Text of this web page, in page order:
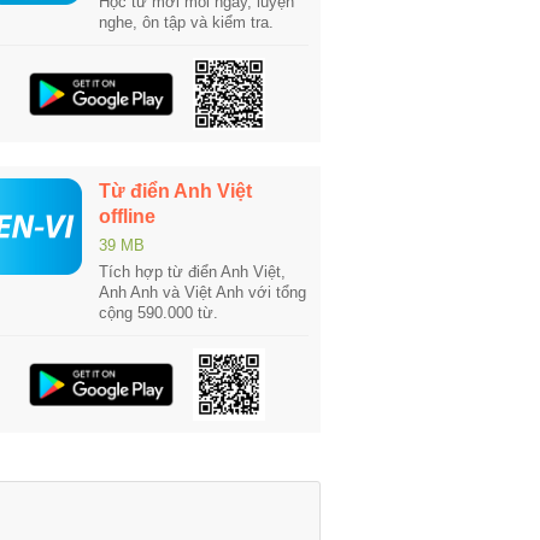
nghe, ôn tập và kiểm tra.
Từ điển Anh Việt
offline
39 MB
Tích hợp từ điển Anh Việt,
Anh Anh và Việt Anh với tổng
cộng 590.000 từ.